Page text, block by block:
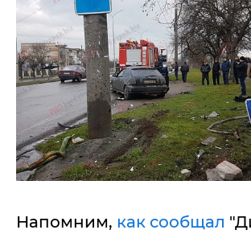
Напомним, как сообщал